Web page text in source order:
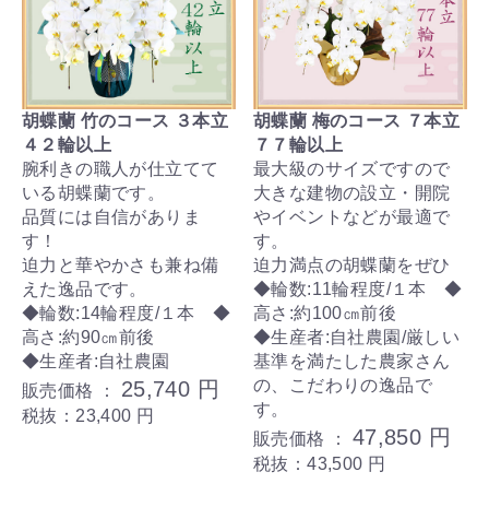
胡蝶蘭 竹のコース ３本立
４２輪以上
腕利きの職人が仕立てて
いる胡蝶蘭です。
品質には自信がありま
す！
迫力と華やかさも兼ね備
えた逸品です。
◆輪数:14輪程度/１本 ◆
高さ:約90㎝前後
◆生産者:自社農園
販売価格 ： 25,740 円
税抜：23,400 円
胡蝶蘭 梅のコース ７本立
７７輪以上
最大級のサイズですので
大きな建物の設立・開院
やイベントなどが最適で
す。
迫力満点の胡蝶蘭をぜひ
◆輪数:11輪程度/１本 ◆
高さ:約100㎝前後
◆生産者:自社農園/厳しい
基準を満たした農家さん
の、こだわりの逸品で
す。
販売価格 ： 47,850 円
税抜：43,500 円